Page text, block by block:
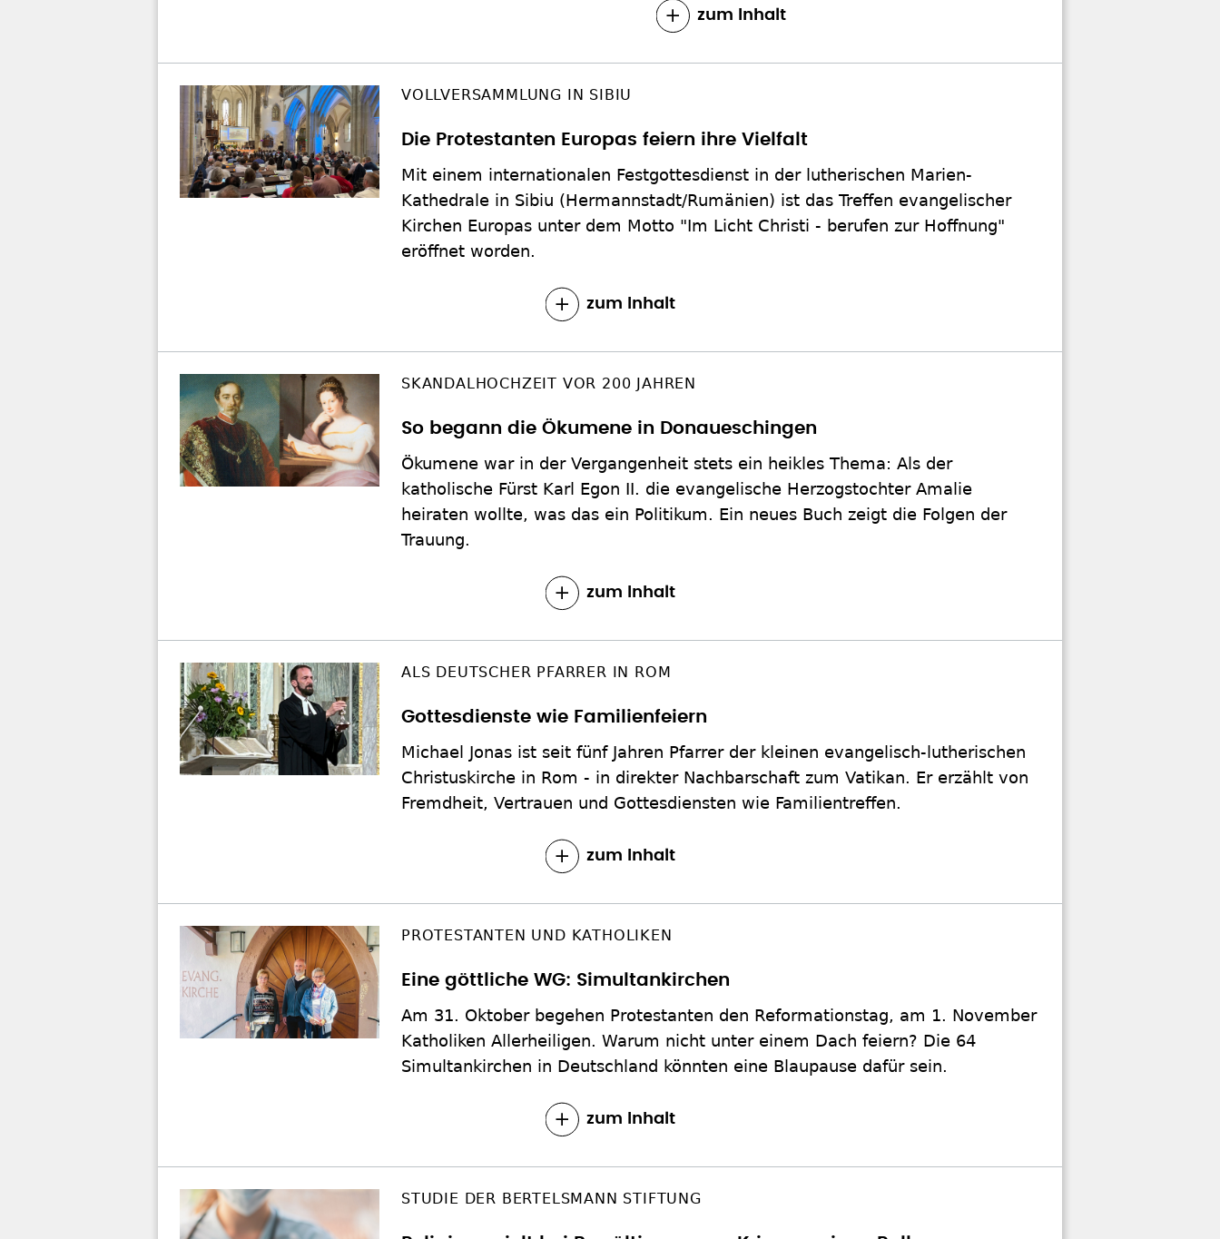
zum Inhalt
VOLLVERSAMMLUNG IN SIBIU
Die Protestanten Europas feiern ihre Vielfalt
Mit einem internationalen Festgottesdienst in der lutherischen Marien-
Kathedrale in Sibiu (Hermannstadt/Rumänien) ist das Treffen evangelischer
Kirchen Europas unter dem Motto "Im Licht Christi - berufen zur Hoffnung"
eröffnet worden.
zum Inhalt
SKANDALHOCHZEIT VOR 200 JAHREN
So begann die Ökumene in Donaueschingen
Ökumene war in der Vergangenheit stets ein heikles Thema: Als der
katholische Fürst Karl Egon II. die evangelische Herzogstochter Amalie
heiraten wollte, was das ein Politikum. Ein neues Buch zeigt die Folgen der
Trauung.
zum Inhalt
ALS DEUTSCHER PFARRER IN ROM
Gottesdienste wie Familienfeiern
Michael Jonas ist seit fünf Jahren Pfarrer der kleinen evangelisch-lutherischen
Christuskirche in Rom - in direkter Nachbarschaft zum Vatikan. Er erzählt von
Fremdheit, Vertrauen und Gottesdiensten wie Familientreffen.
zum Inhalt
PROTESTANTEN UND KATHOLIKEN
Eine göttliche WG: Simultankirchen
Am 31. Oktober begehen Protestanten den Reformationstag, am 1. November
Katholiken Allerheiligen. Warum nicht unter einem Dach feiern? Die 64
Simultankirchen in Deutschland könnten eine Blaupause dafür sein.
zum Inhalt
STUDIE DER BERTELSMANN STIFTUNG